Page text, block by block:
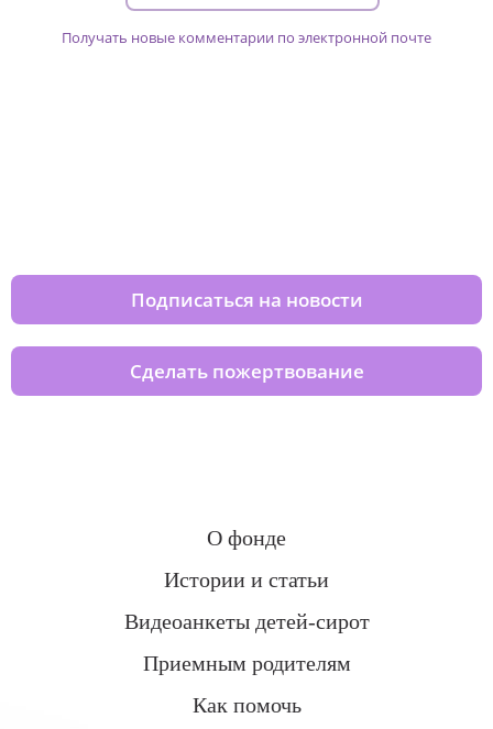
Получать новые комментарии по электронной почте
Подписаться на новости
Сделать пожертвование
О фонде
Истории и статьи
Видеоанкеты детей-сирот
Приемным родителям
Как помочь